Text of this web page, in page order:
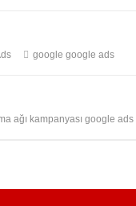
google google ads
ağı kampanyası google ads